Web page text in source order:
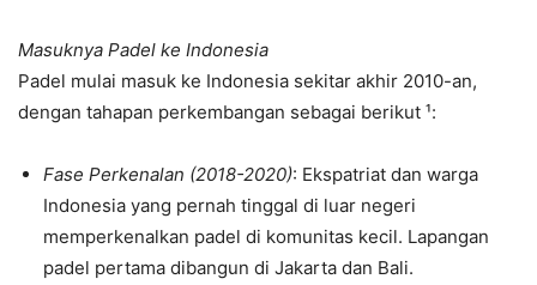
Masuknya Padel ke Indonesia
Padel mulai masuk ke Indonesia sekitar akhir 2010-an,
dengan tahapan perkembangan sebagai berikut ¹:
Fase Perkenalan (2018-2020): Ekspatriat dan warga
Indonesia yang pernah tinggal di luar negeri
memperkenalkan padel di komunitas kecil. Lapangan
padel pertama dibangun di Jakarta dan Bali.